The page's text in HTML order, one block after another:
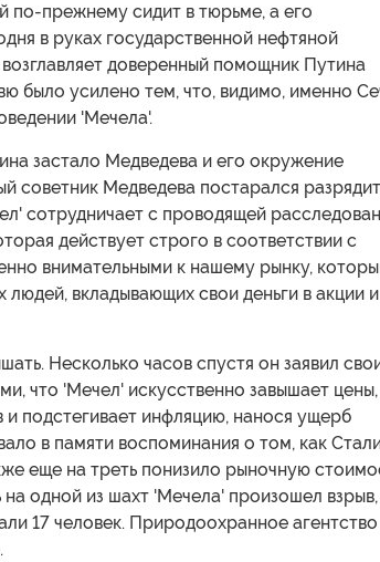
прежнему сидит в тюрьме, а его
в руках государственной нефтяной
доверенный помощник Путина
было усилено тем, что, видимо, именно
'Мечела'.
застало Медведева и его окружение
советник Медведева постарался
сотрудничает с проводящей
действует строго в соответствии с
внимательными к нашему рынку,
людей, вкладывающих свои деньги в акции и
Несколько часов спустя он заявил
что 'Мечел' искусственно завышает цены,
и подстегивает инфляцию, нанося ущерб
в памяти воспоминания о том, как
еще на треть понизило рыночную
одной из шахт 'Мечела' произошел взрыв,
17 человек. Природоохранное агентство